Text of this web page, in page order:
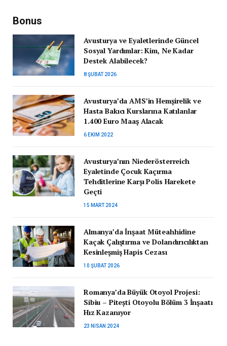
Bonus
Avusturya ve Eyaletlerinde Güncel
Sosyal Yardımlar: Kim, Ne Kadar
Destek Alabilecek?
8 ŞUBAT 2026
Avusturya’da AMS’in Hemşirelik ve
Hasta Bakıcı Kurslarına Katılanlar
1.400 Euro Maaş Alacak
6 EKIM 2022
Avusturya’nın Niederösterreich
Eyaletinde Çocuk Kaçırma
Tehditlerine Karşı Polis Harekete
Geçti
15 MART 2024
Almanya’da İnşaat Müteahhidine
Kaçak Çalıştırma ve Dolandırıcılıktan
Kesinleşmiş Hapis Cezası
10 ŞUBAT 2026
Romanya’da Büyük Otoyol Projesi:
Sibiu – Pitești Otoyolu Bölüm 3 İnşaatı
Hız Kazanıyor
23 NISAN 2024